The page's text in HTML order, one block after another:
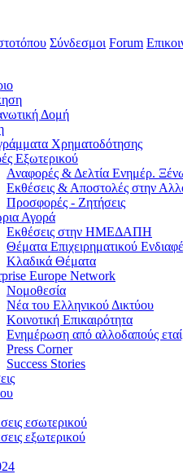
Σύνδεσμοι Forum
Δομή
Χρηματοδότησης
Εξωτερικού
Αναφορές & Δελτία Ενημέρ.
Εκθέσεις & Αποστολές στην
Προσφορές - Ζητήσεις
Αγορά
Εκθέσεις στην ΗΜΕΔΑΠΗ
Θέματα Επιχειρηματικού
Κλαδικά Θέματα
Europe Network
Νομοθεσία
Νέα του Ελληνικού Δικτύου
Κοινοτική Επικαιρότητα
Ενημέρωση από αλλοδαπούς
Press Corner
Success Stories
εσωτερικού
εξωτερικού